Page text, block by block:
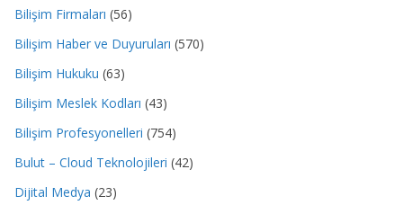
Bilişim Firmaları (56)
Bilişim Haber ve Duyuruları (570)
Bilişim Hukuku (63)
Bilişim Meslek Kodları (43)
Bilişim Profesyonelleri (754)
Bulut – Cloud Teknolojileri (42)
Dijital Medya (23)